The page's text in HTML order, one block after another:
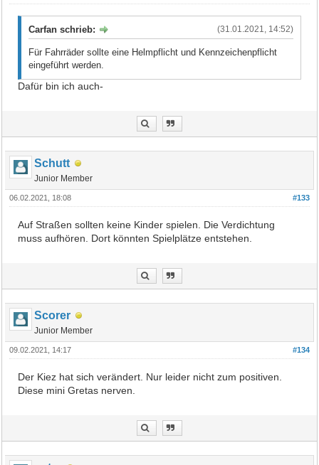
(31.01.2021, 14:52)
Carfan schrieb:
Für Fahrräder sollte eine Helmpflicht und Kennzeichenpflicht
eingeführt werden.
Dafür bin ich auch-
Schutt
Junior Member
#133
06.02.2021, 18:08
Auf Straßen sollten keine Kinder spielen. Die Verdichtung
muss aufhören. Dort könnten Spielplätze entstehen.
Scorer
Junior Member
#134
09.02.2021, 14:17
Der Kiez hat sich verändert. Nur leider nicht zum positiven.
Diese mini Gretas nerven.